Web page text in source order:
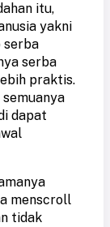
itu,
yakni
serba
serba
praktis.
dapat
menscroll
tidak